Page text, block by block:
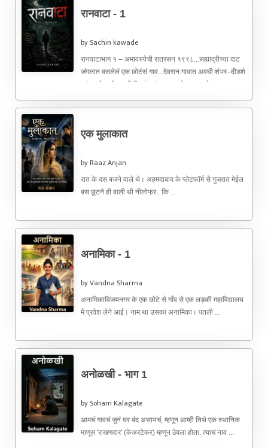
रानवाटा - 1
by Sachin kawade
रानवाटाभाग १ – अमावस्येची रात्रसन १९९८...सह्याद्रीच्या दाट
जंगलात वसलेलं एक छोटंसं गाव...देवरान.गावात अवघी शंभर–दीडशे
घरं.कच्चे रस्ते...मातीची घरं...संध्याकाळ होताच प्रत्येक ...
एक मुलाकात
by Raaz Anjan
रात के दस बजने वाले थे। अहमदाबाद के प्लेटफॉर्म से गुजरात मेईल
बस छूटने ही वाली थी नीलोफर.. कि ...
अनामिका - 1
by Vandna Sharma
अनामिकाविजयनगर के एक छोटे से गाँव से एक लड़की महाविद्यालय
में प्रवेश लेने आई। नाम था उसका अनामिका। पतली ...
अनोळखी - भाग 1
by Soham Kalagate
आमचं गावचं जुनं घर बंद असायचं, म्हणून आम्ही तिथे एक स्थानिक
माणूस 'राखणदार' (केअरटेकर) म्हणून ठेवला होता. त्याचं नाव ...